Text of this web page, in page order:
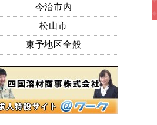
今治市内
松山市
東予地区全般